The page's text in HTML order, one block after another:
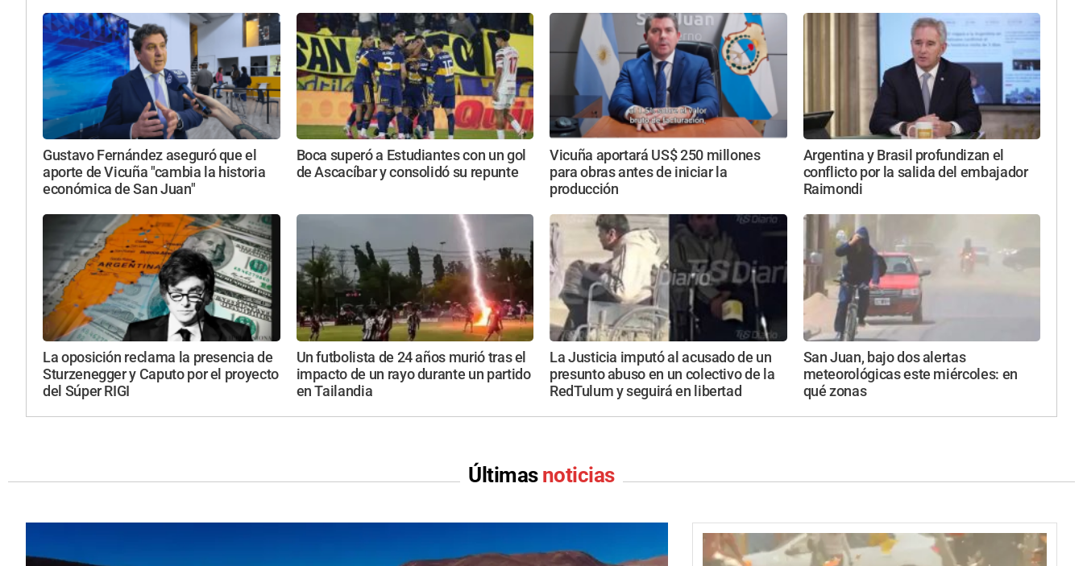
Gustavo Fernández aseguró que el
aporte de Vicuña "cambia la historia
económica de San Juan"
Boca superó a Estudiantes con un gol
de Ascacíbar y consolidó su repunte
Vicuña aportará US$ 250 millones
para obras antes de iniciar la
producción
Argentina y Brasil profundizan el
conflicto por la salida del embajador
Raimondi
La oposición reclama la presencia de
Sturzenegger y Caputo por el proyecto
del Súper RIGI
Un futbolista de 24 años murió tras el
impacto de un rayo durante un partido
en Tailandia
La Justicia imputó al acusado de un
presunto abuso en un colectivo de la
RedTulum y seguirá en libertad
San Juan, bajo dos alertas
meteorológicas este miércoles: en
qué zonas
Últimas noticias